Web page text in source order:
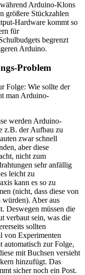
Arduino-Klons
größere Stückzahlen
Hardware kommt so
für
begrenzt
Arduino.
Problem
Folge: Wie sollte der
man Arduino-
werden Arduino-
z.B. der Aufbau zu
zwar schnell
aber diese
nicht zum
sehr anfällig
leicht zu
kann es so zu
(nicht, dass diese von
Aber aus
Deswegen müssen die
verbaut sein, was die
sollten
von Experimenten
automatisch zur Folge,
mit Buchsen versieht
hinzufügt. Das
sicher noch ein Post.